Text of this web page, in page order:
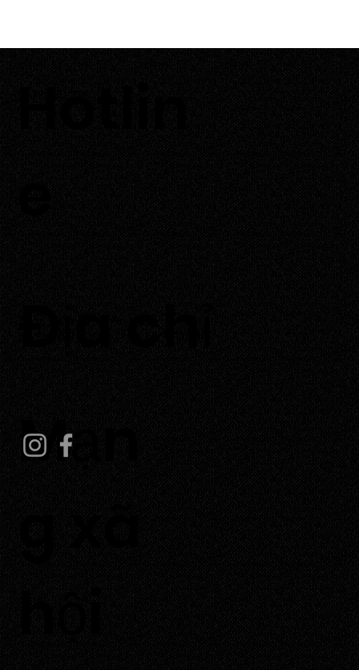
giúp cải thiện trí nhớ não bộ
Hỗ trợ tiêu hóa
Hỗ trợ bảo vệ mắt và da khỏi tia UV, ô nhiễm
Hỗ trợ thanh lọc cơ thể
Hotlin
e
0933 700 226
​Địa chỉ
Thôn Tuấn Tú, xã An Hải,
huyện Ninh Phước, tỉnh Ninh Thuận.
Mạn
g xã
hội